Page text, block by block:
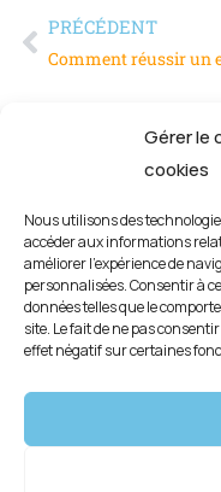
Gérer le
cookies
Nous utilisons des
accéder aux informations
améliorer l’expérience de
personnalisées. Consentir à
données telles que le
site. Le fait de ne pas
effet négatif sur certaines
PRÉCÉDENT
Politique de